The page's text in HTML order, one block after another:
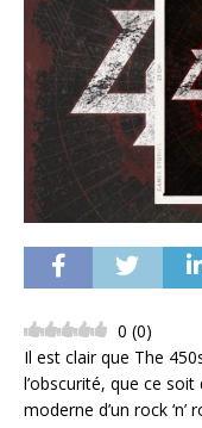
0 (0)
Il est clair que The
l’obscurité, que ce
moderne d’un rock ‘n’